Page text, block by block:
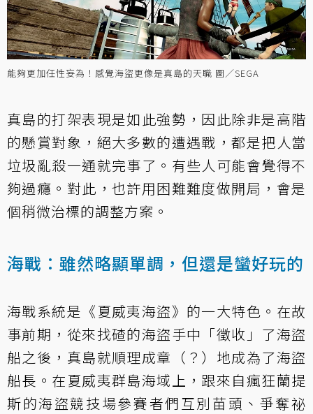
能夠更加任性妄為！感覺海盜更像是真島的天職 圖／SEGA
真島的打架表現是如此強勢，因此除非是高階
的懸賞對象，絕大多數的遭遇戰，都是把人當
垃圾亂殺一通就完事了。有些人可能會覺得不
夠過癮。對此，也許用困難難度做開局，會是
個稍微治標的調整方案。
海戰：雖然略顯單調，但還是蠻好玩的
海戰系統是《夏威夷海盜》的一大特色。在故
事前期，從來找碴的海盜手中「徵收」了海盜
船之後，真島就順理成章（？）地成為了海盜
船長。在夏威夷群島海域上，跟來自瘋狂蘭提
斯的海盜競技場參賽者們互別苗頭、爭奪祕